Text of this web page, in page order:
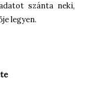
szánta neki,
legyen.